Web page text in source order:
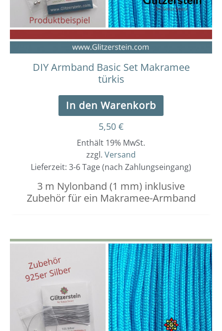
DIY Armband Basic Set Makramee
türkis
In den Warenkorb
5,50 €
Enthält 19% MwSt.
zzgl. Versand
Lieferzeit: 3-6 Tage (nach Zahlungseingang)
3 m Nylonband (1 mm) inklusive
Zubehör für ein Makramee-Armband